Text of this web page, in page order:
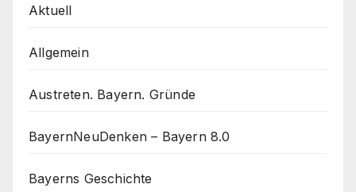
Aktuell
Allgemein
Austreten. Bayern. Gründe
BayernNeuDenken – Bayern 8.0
Bayerns Geschichte